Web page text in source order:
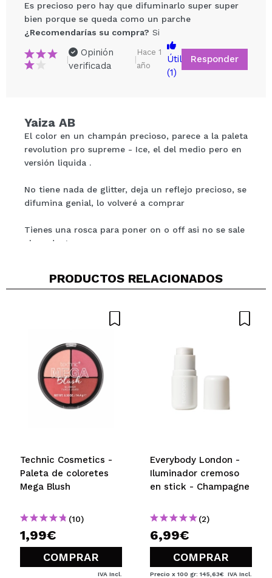
Tu vídeo podría ser el primero. Imagínatelo...
¿Recomendarías su compra?
ENVIAR
Es precioso pero hay que difuminarlo super super
bien porque se queda como un parche
¿Recomendarías su compra? Si
|
Opinión
verificada
|
Hace 1
año
Útil
(1)
Responder
Yaiza AB
El color en un champán precioso, parece a la paleta
revolution pro supreme - Ice, el del medio pero en
versión liquida .
No tiene nada de glitter, deja un reflejo precioso, se
difumina genial, lo volveré a comprar
Tienes una rosca para poner on o off asi no se sale
el producto.
me encanto
PRODUCTOS RELACIONADOS
Technic Cosmetics -
Paleta de coloretes
Mega Blush
(10)
1,99€
COMPRAR
IVA Incl.
Everybody London -
Iluminador cremoso
en stick - Champagne
(2)
6,99€
COMPRAR
Precio x 100 gr: 145,63€ IVA Incl.